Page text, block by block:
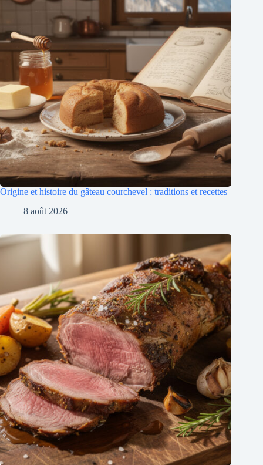
Origine et histoire du gâteau courchevel : traditions et recettes
8 août 2026